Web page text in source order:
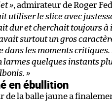
», admirateur de Roger
utiliser le slice avec
dur et cherchait toujours à
surtout un gros
dans les moments
larmes quelques instants
»
en ébullition
de la balle jaune a